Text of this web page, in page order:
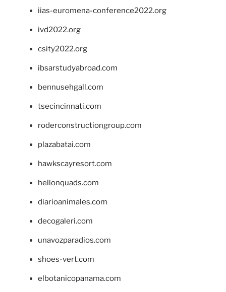
iias-euromena-conference2022.org
ivd2022.org
csity2022.org
ibsarstudyabroad.com
bennusehgall.com
tsecincinnati.com
roderconstructiongroup.com
plazabatai.com
hawkscayresort.com
hellonquads.com
diarioanimales.com
decogaleri.com
unavozparadios.com
shoes-vert.com
elbotanicopanama.com